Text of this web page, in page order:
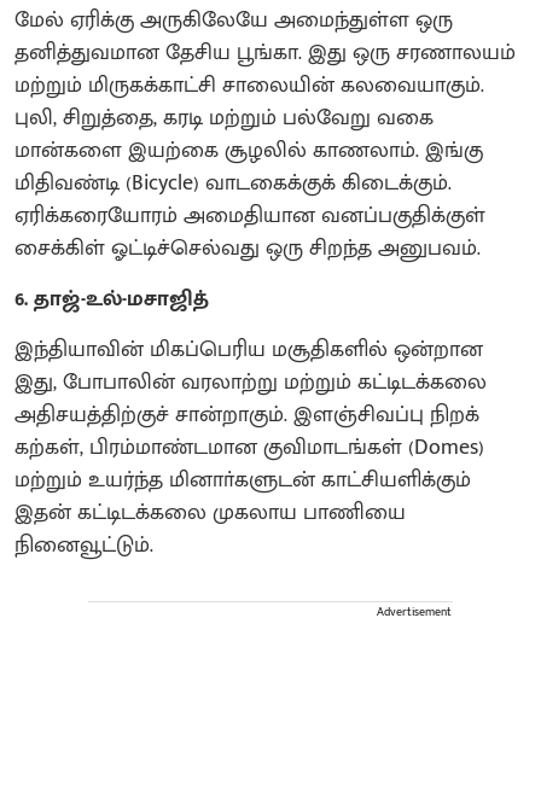
மேல் ஏரிக்கு அருகிலேயே அமைந்துள்ள ஒரு
தனித்துவமான தேசிய பூங்கா. இது ஒரு சரணாலயம்
மற்றும் மிருகக்காட்சி சாலையின் கலவையாகும்.
புலி, சிறுத்தை, கரடி மற்றும் பல்வேறு வகை
மான்களை இயற்கை சூழலில் காணலாம். இங்கு
மிதிவண்டி (Bicycle) வாடகைக்குக் கிடைக்கும்.
ஏரிக்கரையோரம் அமைதியான வனப்பகுதிக்குள்
சைக்கிள் ஓட்டிச்செல்வது ஒரு சிறந்த அனுபவம்.
6. தாஜ்-உல்-மசாஜித்
இந்தியாவின் மிகப்பெரிய மசூதிகளில் ஒன்றான
இது, போபாலின் வரலாற்று மற்றும் கட்டிடக்கலை
அதிசயத்திற்குச் சான்றாகும். இளஞ்சிவப்பு நிறக்
கற்கள், பிரம்மாண்டமான குவிமாடங்கள் (Domes)
மற்றும் உயர்ந்த மினாா்களுடன் காட்சியளிக்கும்
இதன் கட்டிடக்கலை முகலாய பாணியை
நினைவூட்டும்.
Advertisement